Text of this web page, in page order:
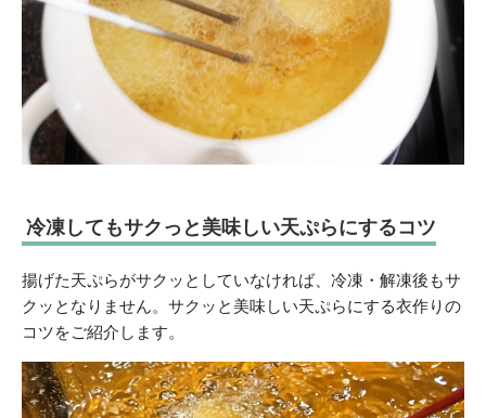
冷凍してもサクっと美味しい天ぷらにするコツ
揚げた天ぷらがサクッとしていなければ、冷凍・解凍後もサ
クッとなりません。サクッと美味しい天ぷらにする衣作りの
コツをご紹介します。